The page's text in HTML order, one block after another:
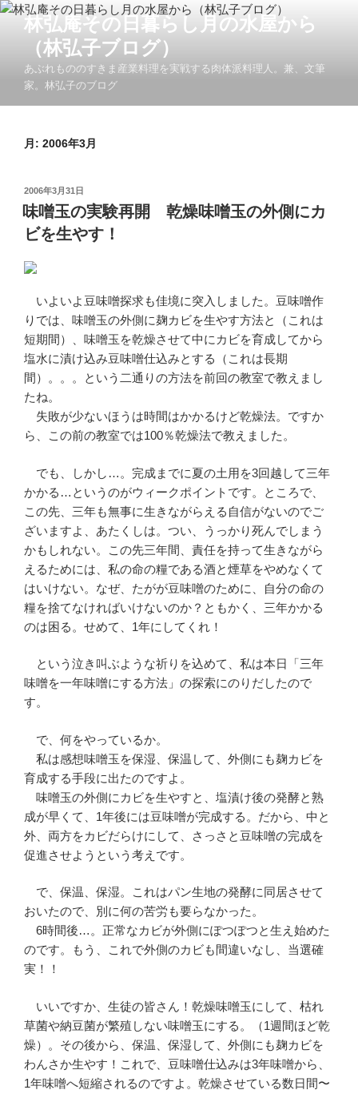
コ
へ
林弘庵その日暮らし月の水屋から
（林弘子ブログ）
あぶれもののすきま産業料理を実戦する肉体派料理人。兼、文筆
家。林弘子のブログ
月: 2006年3月
投
稿
日:
2006年3月31日
味噌玉の実験再開 乾燥味噌玉の外側にカ
ビを生やす！
いよいよ豆味噌探求も佳境に突入しました。豆味噌作
りでは、味噌玉の外側に麹カビを生やす方法と（これは
短期間）、味噌玉を乾燥させて中にカビを育成してから
塩水に漬け込み豆味噌仕込みとする（これは長期
間）。。。という二通りの方法を前回の教室で教えまし
たね。
失敗が少ないほうは時間はかかるけど乾燥法。ですか
ら、この前の教室では100％乾燥法で教えました。
でも、しかし…。完成までに夏の土用を3回越して三年
かかる…というのがウィークポイントです。ところで、
この先、三年も無事に生きながらえる自信がないのでご
ざいますよ、あたくしは。つい、うっかり死んでしまう
かもしれない。この先三年間、責任を持って生きながら
えるためには、私の命の糧である酒と煙草をやめなくて
はいけない。なぜ、たがが豆味噌のために、自分の命の
糧を捨てなければいけないのか？ともかく、三年かかる
のは困る。せめて、1年にしてくれ！
という泣き叫ぶような祈りを込めて、私は本日「三年
味噌を一年味噌にする方法」の探索にのりだしたので
す。
で、何をやっているか。
私は感想味噌玉を保湿、保温して、外側にも麹カビを
育成する手段に出たのですよ。
味噌玉の外側にカビを生やすと、塩漬け後の発酵と熟
成が早くて、1年後には豆味噌が完成する。だから、中と
外、両方をカビだらけにして、さっさと豆味噌の完成を
促進させようという考えです。
で、保温、保湿。これはパン生地の発酵に同居させて
おいたので、別に何の苦労も要らなかった。
6時間後…。正常なカビが外側にぽつぽつと生え始めた
のです。もう、これで外側のカビも間違いなし、当選確
実！！
いいですか、生徒の皆さん！乾燥味噌玉にして、枯れ
草菌や納豆菌が繁殖しない味噌玉にする。（1週間ほど乾
燥）。その後から、保温、保湿して、外側にも麹カビを
わんさか生やす！これで、豆味噌仕込みは3年味噌から、
1年味噌へ短縮されるのですよ。乾燥させている数日間〜